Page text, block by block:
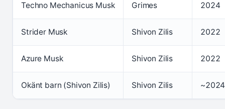
Techno Mechanicus Musk Grimes 2024
Strider Musk Shivon Zilis 2022
Azure Musk Shivon Zilis 2022
Okänt barn (Shivon Zilis) Shivon Zilis ~2024